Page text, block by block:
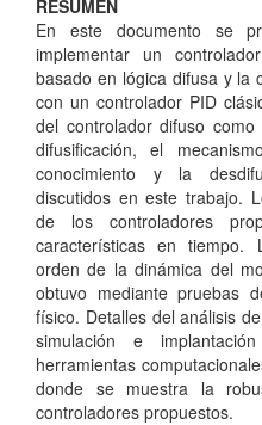
RESUMEN
En este documento se
implementar un
basado en lógica difusa y la
con un controlador PID
del controlador difuso
difusificación, el
conocimiento y la
discutidos en este trabajo.
de los controladores
características en tiempo.
orden de la dinámica del
obtuvo mediante pruebas
físico. Detalles del análisis
simulación e
herramientas
donde se muestra la
controladores propuestos.